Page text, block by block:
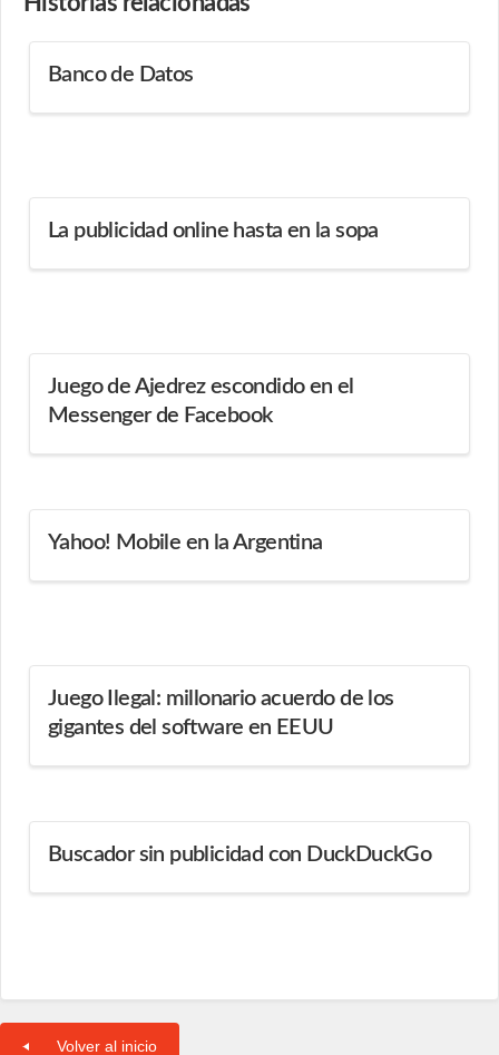
Banco de Datos
La publicidad online hasta en la sopa
Juego de Ajedrez escondido en el
Messenger de Facebook
Yahoo! Mobile en la Argentina
Juego Ilegal: millonario acuerdo de los
gigantes del software en EEUU
Buscador sin publicidad con DuckDuckGo
Volver al inicio